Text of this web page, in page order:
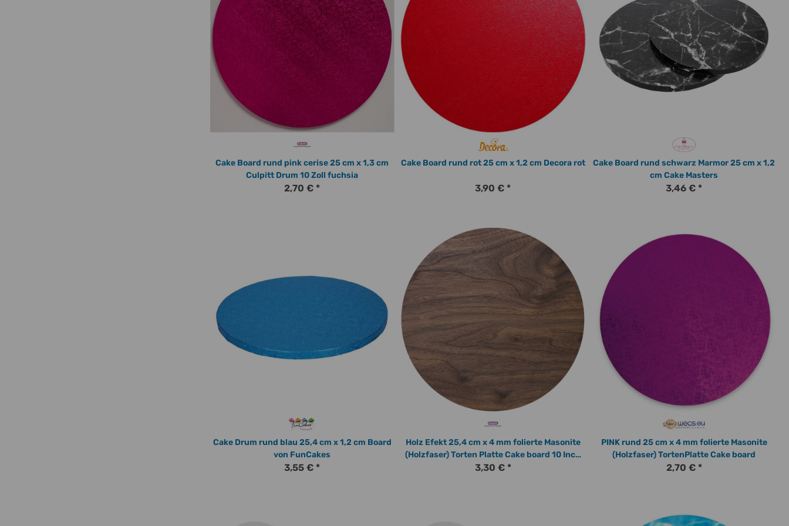
Cake Board rund pink cerise 25 cm x 1,3 cm
Culpitt Drum 10 Zoll fuchsia
2,70 € *
Cake Board rund rot 25 cm x 1,2 cm Decora rot
3,90 € *
Cake Board rund schwarz Marmor 25 cm x 1,2
cm Cake Masters
3,46 € *
Cake Drum rund blau 25,4 cm x 1,2 cm Board
von FunCakes
3,55 € *
Holz Efekt 25,4 cm x 4 mm folierte Masonite
(Holzfaser) Torten Platte Cake board 10 Inch
von Culpitt
3,30 € *
PINK rund 25 cm x 4 mm folierte Masonite
(Holzfaser) TortenPlatte Cake board
2,70 € *